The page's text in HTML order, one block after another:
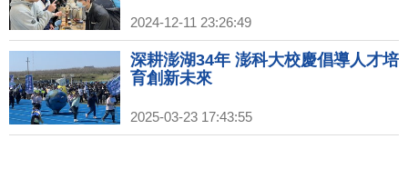
2024-12-11 23:26:49
深耕澎湖34年 澎科大校慶倡導人才培
育創新未來
2025-03-23 17:43:55